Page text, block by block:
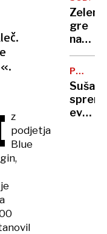
z
podjetja
Blue
vas
na
bregu,
več
gre
na
obisk
k
Vučiću:
"To
je za
Ruse
Suša